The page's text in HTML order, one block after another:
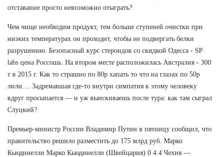
отставание просто невозможно отыграть?
Чем чище необходим продукт, тем больше ступеней очистки при
низких температурах он проходит, чтобы не подвергать белки
разрушению. Безопасный курс стероидов со скидкой Одесса - SP
labs цена Россошь. На втором месте расположилась Австралия - 300
т в 2015 г. Как то страшно по 80р хапать то что на глазах по 50р
лили.... Задремавшая где-то внутри симпатия к этому человеку
вдруг просыпается — и уж выискиваешь после тура: как там сыграл
Слуцкий?
Премьер-министр России Владимир Путин в пятницу сообщил, что
правительство решило разместить до 175 млрд руб. Марко
Кьюдинелли Марко Кьюдинелли (Швейцария) 0 4 4 Чехия —